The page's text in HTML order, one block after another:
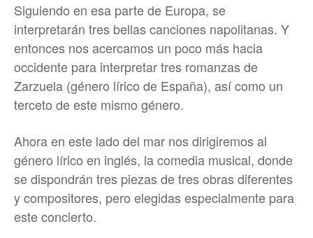
Siguiendo en esa parte de Europa, se
interpretarán tres bellas canciones napolitanas. Y
entonces nos acercamos un poco más hacia
occidente para interpretar tres romanzas de
Zarzuela (género lírico de España), así como un
terceto de este mismo género.
Ahora en este lado del mar nos dirigiremos al
género lírico en inglés, la comedia musical, donde
se dispondrán tres piezas de tres obras diferentes
y compositores, pero elegidas especialmente para
este concierto.